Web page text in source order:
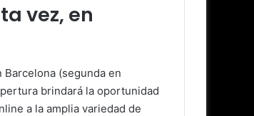
vez, en
(segunda en
brindará la oportunidad
a la amplia variedad de